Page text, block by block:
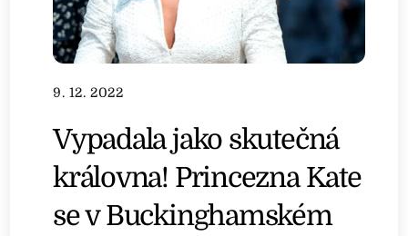
9. 12. 2022
Vypadala jako skutečná
královna! Princezna Kate
se v Buckinghamském